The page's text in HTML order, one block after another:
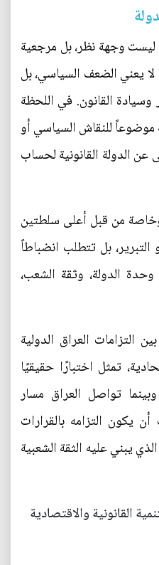
ليست وجهة نظر، بل مرجعية
يعني الضعف السياسي، بل
القانون. في اللحظة
موضوعاً للنقاش السياسي أو
عن الدولة القانونية لحساب
من قبل أعلى سلطتين
التبرير، بل تتطلب انضباطاً
الدولة، وثقة الشعب،
التزامات العراق الدولية
تمثل اختبارًا حقيقيًا
تواصل العراق مسار
يكون التزامه بالقرارات
يبني عليه الثقة الشعبية
القانونية والاقتصادية